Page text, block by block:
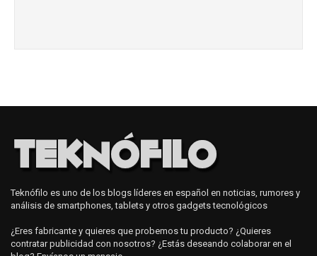
Teknófilo es uno de los blogs líderes en español en noticias, rumores y
análisis de smartphones, tablets y otros gadgets tecnológicos
¿Eres fabricante y quieres que probemos tu producto? ¿Quieres
contratar publicidad con nosotros? ¿Estás deseando colaborar en el